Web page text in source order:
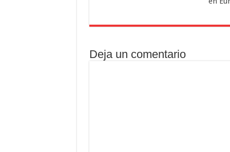
Deja un comentario